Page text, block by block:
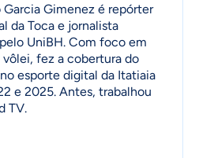
Garcia Gimenez é repórter
da Toca e jornalista
UniBH. Com foco em
fez a cobertura do
esporte digital da Itatiaia
e 2025. Antes, trabalhou
TV.